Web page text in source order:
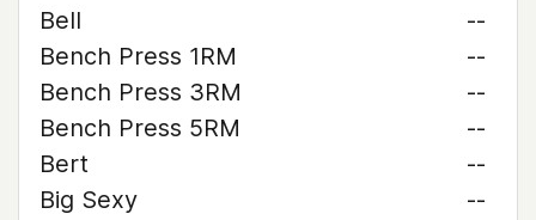
Bell
--
Bench Press 1RM
--
Bench Press 3RM
--
Bench Press 5RM
--
Bert
--
Big Sexy
--